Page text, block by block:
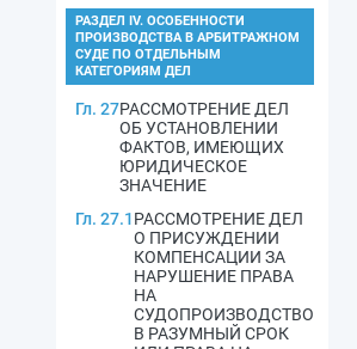
РАЗДЕЛ IV. ОСОБЕННОСТИ
ПРОИЗВОДСТВА В АРБИТРАЖНОМ
СУДЕ ПО ОТДЕЛЬНЫМ
КАТЕГОРИЯМ ДЕЛ
Гл. 27РАССМОТРЕНИЕ ДЕЛ
ОБ УСТАНОВЛЕНИИ
ФАКТОВ, ИМЕЮЩИХ
ЮРИДИЧЕСКОЕ
ЗНАЧЕНИЕ
Гл. 27.1РАССМОТРЕНИЕ ДЕЛ
О ПРИСУЖДЕНИИ
КОМПЕНСАЦИИ ЗА
НАРУШЕНИЕ ПРАВА
НА
СУДОПРОИЗВОДСТВО
В РАЗУМНЫЙ СРОК